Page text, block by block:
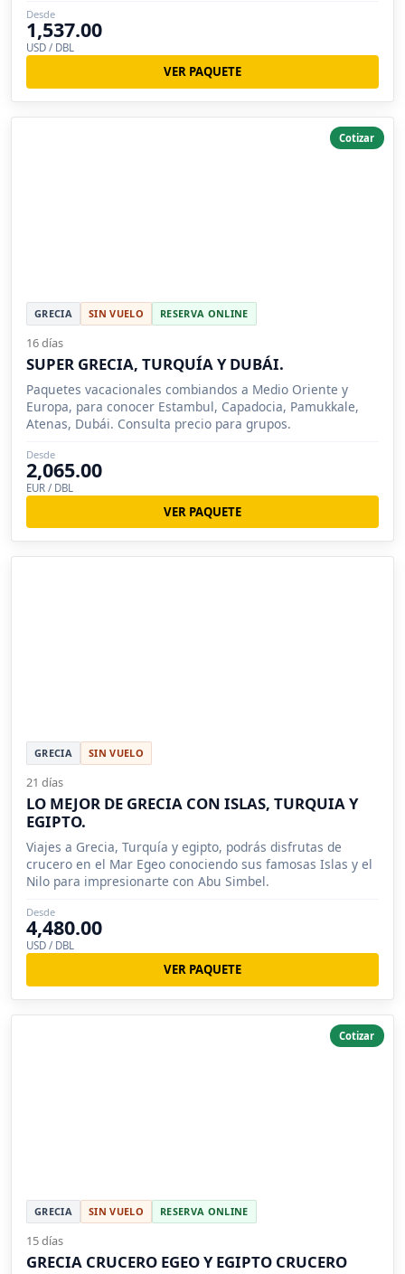
Desde
1,537.00
USD / DBL
VER PAQUETE
Cotizar
GRECIA SIN VUELO RESERVA ONLINE
16 días
SUPER GRECIA, TURQUÍA Y DUBÁI.
Paquetes vacacionales combiandos a Medio Oriente y
Europa, para conocer Estambul, Capadocia, Pamukkale,
Atenas, Dubái. Consulta precio para grupos.
Desde
2,065.00
EUR / DBL
VER PAQUETE
GRECIA SIN VUELO
21 días
LO MEJOR DE GRECIA CON ISLAS, TURQUIA Y
EGIPTO.
Viajes a Grecia, Turquía y egipto, podrás disfrutas de
crucero en el Mar Egeo conociendo sus famosas Islas y el
Nilo para impresionarte con Abu Simbel.
Desde
4,480.00
USD / DBL
VER PAQUETE
Cotizar
GRECIA SIN VUELO RESERVA ONLINE
15 días
GRECIA CRUCERO EGEO Y EGIPTO CRUCERO